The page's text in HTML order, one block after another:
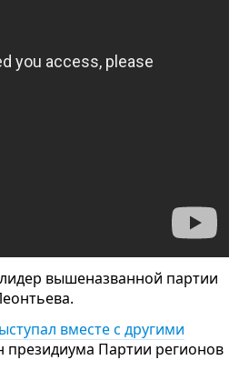
вышеназванной партии
вместе с другими
президиума Партии регионов